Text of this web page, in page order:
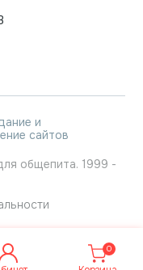
0
и
сайтов
общепита. 1999 -